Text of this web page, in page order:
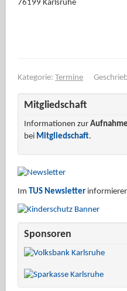
76199 Karlsruhe
Kategorie: Termine
Mitgliedschaft
Informationen zur Aufnahme
bei Mitgliedschaft.
Im TUS Newsletter
Sponsoren